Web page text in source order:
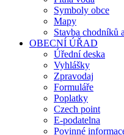
Symboly obce
Mapy
Stavba chodníků
OBECNÍ ÚŘAD
Úřední deska
Vyhlášky
Zpravodaj
Formuláře
Poplatky
Czech point
E-podatelna
Povinné